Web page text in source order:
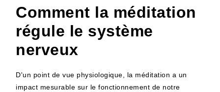
Comment la méditation
régule le système
nerveux
D'un point de vue physiologique, la méditation a un
impact mesurable sur le fonctionnement de notre